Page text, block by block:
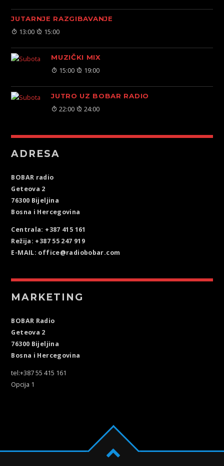
JUTARNJE RAZGIBAVANJE
13:00 15:00
MUZIČKI MIX
15:00 19:00
JUTRO UZ BOBAR RADIO
22:00 24:00
ADRESA
BOBAR radio
Geteova 2
76300 Bijeljina
Bosna i Hercegovina
Centrala: +387 415 161
Režija: +387 55 247 919
E-MAIL: office@radiobobar.com
MARKETING
BOBAR Radio
Geteova 2
76300 Bijeljina
Bosna i Hercegovina
tel:+387 55 415 161
Opcija 1